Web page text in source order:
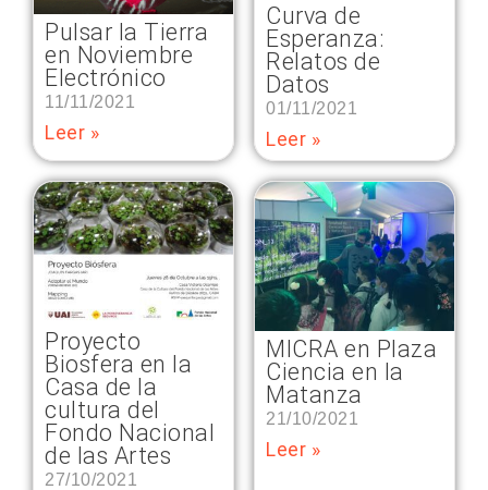
Pulsar la Tierra
en Noviembre
Electrónico
11/11/2021
Leer »
Curva de
Esperanza:
Relatos de
Datos
01/11/2021
Leer »
Proyecto
Biosfera en la
Casa de la
cultura del
Fondo Nacional
de las Artes
27/10/2021
MICRA en Plaza
Ciencia en la
Matanza
21/10/2021
Leer »